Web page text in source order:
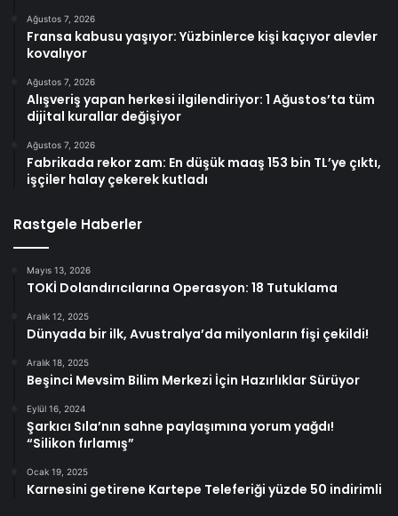
Ağustos 7, 2026
Fransa kabusu yaşıyor: Yüzbinlerce kişi kaçıyor alevler
kovalıyor
Ağustos 7, 2026
Alışveriş yapan herkesi ilgilendiriyor: 1 Ağustos’ta tüm
dijital kurallar değişiyor
Ağustos 7, 2026
Fabrikada rekor zam: En düşük maaş 153 bin TL’ye çıktı,
işçiler halay çekerek kutladı
Rastgele Haberler
Mayıs 13, 2026
TOKİ Dolandırıcılarına Operasyon: 18 Tutuklama
Aralık 12, 2025
Dünyada bir ilk, Avustralya’da milyonların fişi çekildi!
Aralık 18, 2025
Beşinci Mevsim Bilim Merkezi İçin Hazırlıklar Sürüyor
Eylül 16, 2024
Şarkıcı Sıla’nın sahne paylaşımına yorum yağdı!
“Silikon fırlamış”
Ocak 19, 2025
Karnesini getirene Kartepe Teleferiği yüzde 50 indirimli